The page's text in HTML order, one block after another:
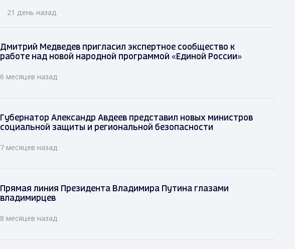
21 день назад
Дмитрий Медведев пригласил экспертное сообщество к
работе над новой народной программой «Единой России»
6 месяцев назад
Губернатор Александр Авдеев представил новых министров
социальной защиты и региональной безопасности
7 месяцев назад
Прямая линия Президента Владимира Путина глазами
владимирцев
8 месяцев назад